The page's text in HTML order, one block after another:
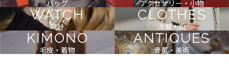
バッグ アクセサリー・小物
WATCH
時計
CLOTHES
洋服・靴
KIMONO
毛皮・着物
ANTIQUES
骨董・美術